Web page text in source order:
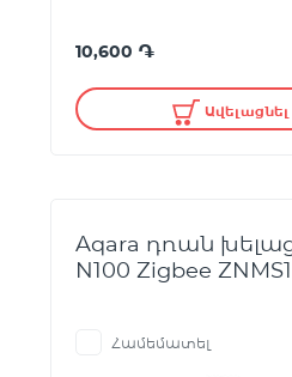
10,600 ֏
Ավելացնել
Aqara դռան
N100 Zigbee
Համեմատել